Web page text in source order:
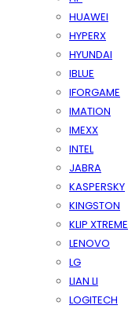
HUAWEI
HYPERX
HYUNDAI
IBLUE
IFORGAME
IMATION
IMEXX
INTEL
JABRA
KASPERSKY
KINGSTON
KLIP XTREME
LENOVO
LG
LIAN LI
LOGITECH